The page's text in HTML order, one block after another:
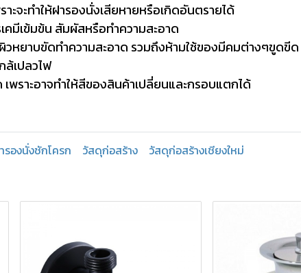
ะจะทำให้ฝารองนั่งเสียหายหรือเกิดอันตรายได้
มีเข้มข้น สัมผัสหรือทำความสะอาด
หยาบขัดทำความสะอาด รวมถึงห้ามใช้ของมีคมต่างๆขูดขีด
ล้เปลวไฟ
ราะอาจทำให้สีของสินค้าเปลี่ยนและกรอบแตกได้
รองนั่งชักโครก วัสดุก่อสร้าง วัสดุก่อสร้างเชียงใหม่